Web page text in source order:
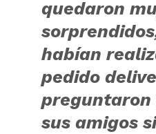
quedaron
habían
pedido
preguntaron
sus amigos